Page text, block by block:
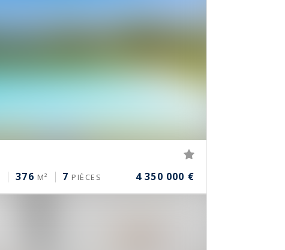
376 M² 7 PIÈCES 4 350 000 €